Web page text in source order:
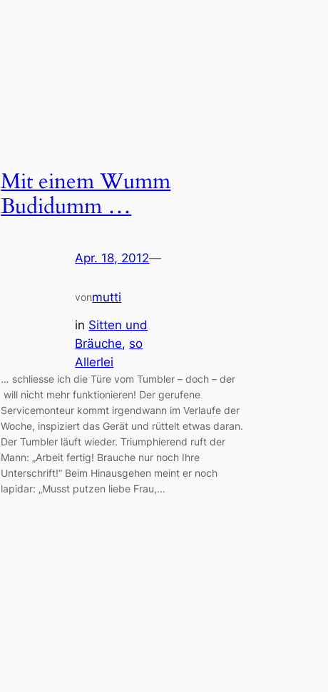
Mit einem Wumm
Budidumm …
Apr. 18, 2012—
vonmutti
in Sitten und
Bräuche, so
Allerlei
… schliesse ich die Türe vom Tumbler – doch – der
will nicht mehr funktionieren! Der gerufene
Servicemonteur kommt irgendwann im Verlaufe der
Woche, inspiziert das Gerät und rüttelt etwas daran.
Der Tumbler läuft wieder. Triumphierend ruft der
Mann: „Arbeit fertig! Brauche nur noch Ihre
Unterschrift!“ Beim Hinausgehen meint er noch
lapidar: „Musst putzen liebe Frau,…